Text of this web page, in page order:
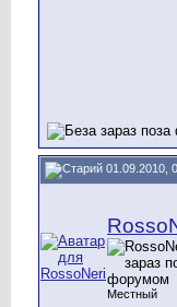
01.09.2010,
Местный